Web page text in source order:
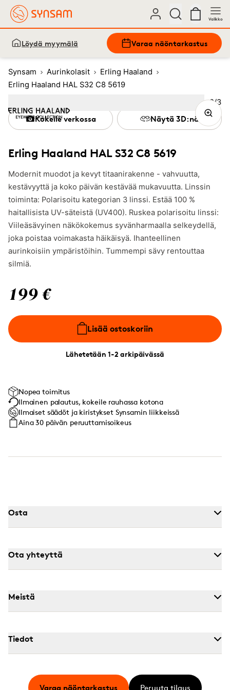
Valikko
Löydä myymälä Varaa näöntarkastus
Synsam Aurinkolasit
Erling Haaland
Erling Haaland HAL S32 C8 5619
Erling Haaland HAL S32 C8 5619
Modernit muodot ja kevyt titaanirakenne - vahvuutta,
kestävyyttä ja koko päivän kestävää mukavuutta. Linssin
toiminta: Polarisoitu kategorian 3 linssi. Estää 100 %
haitallisista UV-säteistä (UV400). Ruskea polarisoitu linssi:
Viileäsävyinen näkökokemus syvänharmaalla selkeydellä,
joka poistaa voimakasta häikäisyä. Ihanteellinen
aurinkoisiin ympäristöihin. Tummempi sävy rentouttaa
silmiä.
199 €
Lisää ostoskoriin
Lähetetään 1-2 arkipäivässä
Kokeile verkossa Näytä 3D:nä
Nopea toimitus
Ilmainen palautus, kokeile rauhassa kotona
Ilmaiset säädöt ja kiristykset Synsamin liikkeissä
Aina 30 päivän peruuttamisoikeus
Kuva
2/3
Image1 3
Osta
Ota yhteyttä
Meistä
Tiedot
Varaa näöntarkastus Peruuta tilaus